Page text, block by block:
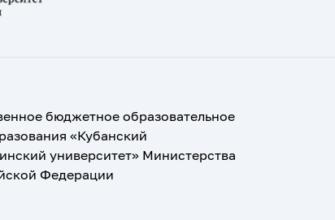
бюджетное образовательное
«Кубанский
университет» Министерства
Федерации